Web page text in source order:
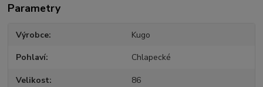
Parametry
Výrobce Kugo
Pohlaví Chlapecké
Velikost 86